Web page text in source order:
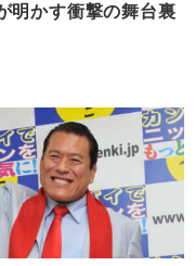
明かす衝撃の舞台裏